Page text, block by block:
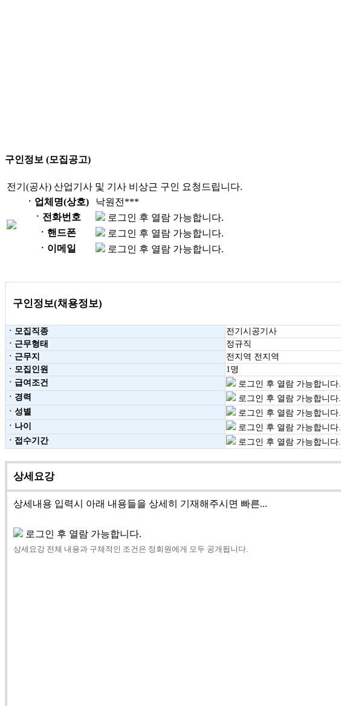
구인정보 (모집공고)
전기(공사) 산업기사 및 기사 비상근 구인 요청드립니다.
ㆍ업체명(상호)
낙원전***
ㆍ전화번호
로그인 후 열람 가능합니다.
ㆍ핸드폰
로그인 후 열람 가능합니다.
ㆍ이메일
로그인 후 열람 가능합니다.
구인정보(채용정보)
ㆍ모집직종
전기시공기사
ㆍ근무형태
정규직
ㆍ근무지
전지역 전지역
ㆍ모집인원
1명
ㆍ급여조건
로그인 후 열람 가능합니다.
ㆍ경력
로그인 후 열람 가능합니다.
ㆍ성별
로그인 후 열람 가능합니다.
ㆍ나이
로그인 후 열람 가능합니다.
ㆍ접수기간
로그인 후 열람 가능합니다.
상세요강
상세내용 입력시 아래 내용들을 상세히 기재해주시면 빠른...
로그인 후 열람 가능합니다.
상세요강 전체 내용과 구체적인 조건은 정회원에게 모두 공개됩니다.